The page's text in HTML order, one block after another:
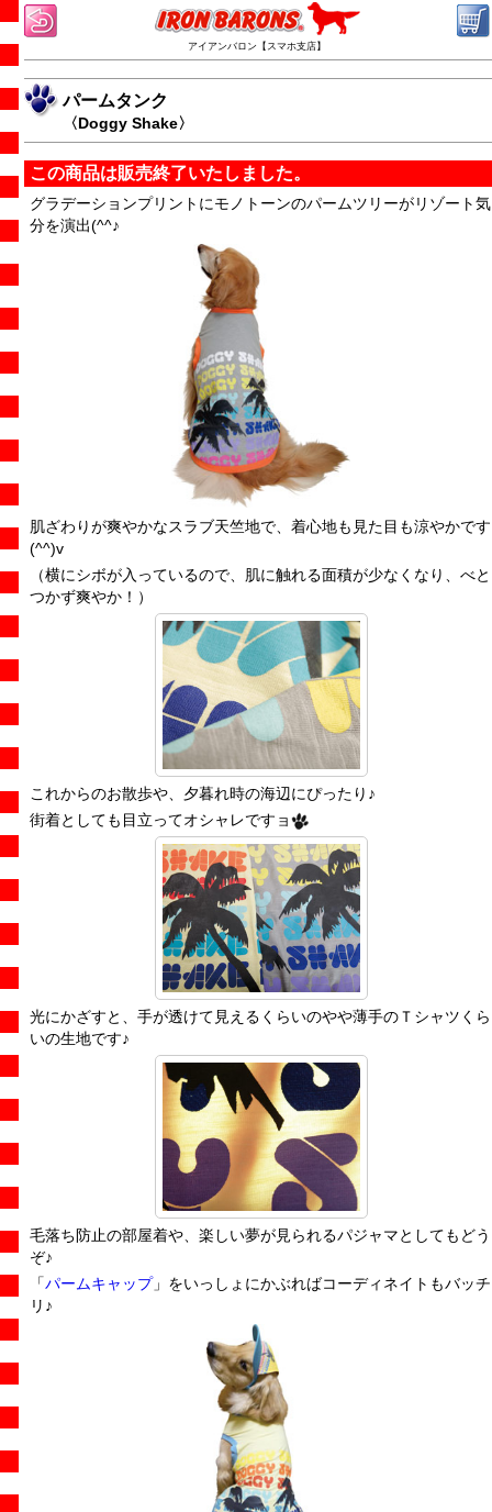
アイアンバロン【スマホ支店】
パームタンク
〈Doggy Shake〉
この商品は販売終了いたしました。
グラデーションプリントにモノトーンのパームツリーがリゾート気
分を演出(^^♪
肌ざわりが爽やかなスラブ天竺地で、着心地も見た目も涼やかです
(^^)v
（横にシボが入っているので、肌に触れる面積が少なくなり、べと
つかず爽やか！）
これからのお散歩や、夕暮れ時の海辺にぴったり♪
街着としても目立ってオシャレですョ
光にかざすと、手が透けて見えるくらいのやや薄手のＴシャツくら
いの生地です♪
毛落ち防止の部屋着や、楽しい夢が見られるパジャマとしてもどう
ぞ♪
「パームキャップ」をいっしょにかぶればコーディネイトもバッチ
リ♪